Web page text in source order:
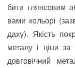
бити глянсовим
вами кольорі
даху). Якість
металу і ціни
довговічний